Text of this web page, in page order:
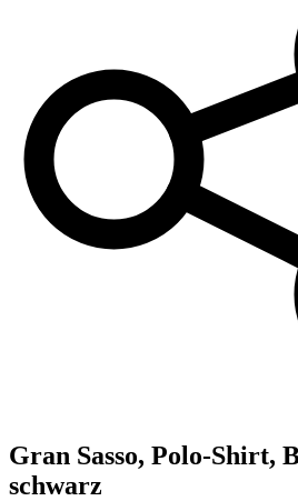
Gran Sasso, Polo-Shirt,
schwarz